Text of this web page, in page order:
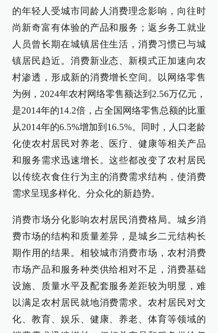
的年轻人受城市同龄人消费理念影响，向往时
尚新奇富有体验的产品和服务；返乡务工就业
人员曾长期在城镇居住生活，消费习惯已与城
镇居民趋近。消费新业态、新模式正加速向农
村渗透，形成新的消费增长空间。以网络零售
为例，2024年农村网络零售额达到2.56万亿元，
是2014年的14.2倍，占全国网络零售总额的比重
从2014年的6.5%增加到16.5%。同时，人口老龄
化使农村居民对养老、医疗、健康等相关产品
和服务需求迅速增长。这些都改变了农村居民
以传统衣食住行为主的消费需求结构，使消费
需求呈现多样化、分众化的新趋势。
消费市场分化影响农村居民消费格局。城乡消
费市场的结构和质量差异，是城乡二元结构长
期作用的结果。相较城市消费市场，农村消费
市场产品和服务种类供给相对不足，消费基础
设施、质量水平及配套服务差距较为明显，难
以满足农村居民就地消费需求。农村居民对文
化、教育、娱乐、健康、养老、体育等领域的